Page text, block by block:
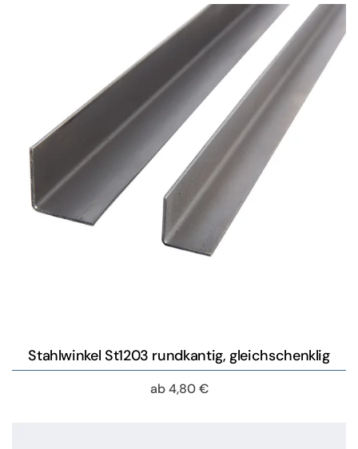
Stahlwinkel St1203 rundkantig, gleichschenklig
ab 4,80€